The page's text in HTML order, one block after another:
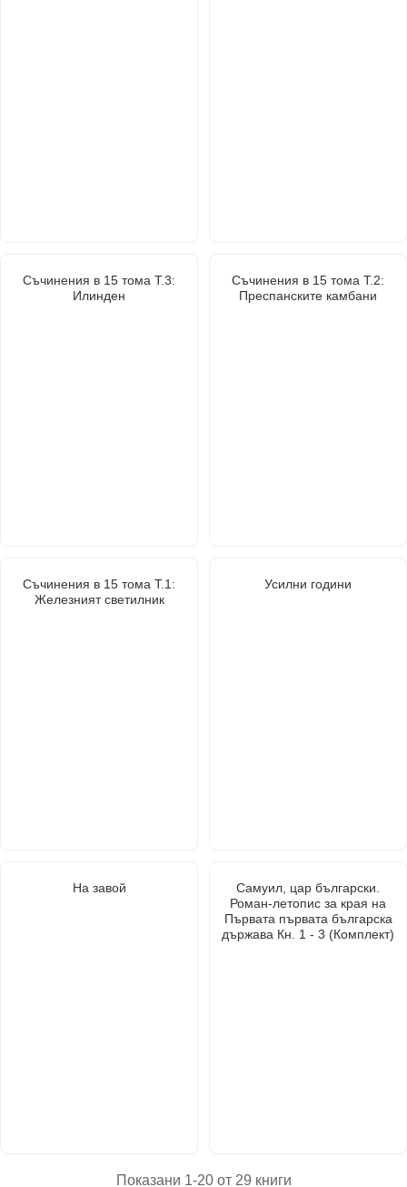
Съчинения в 15 тома Т.3:
Илинден
Съчинения в 15 тома Т.2:
Преспанските камбани
Съчинения в 15 тома Т.1:
Железният светилник
Усилни години
На завой
Самуил, цар български.
Роман-летопис за края на
Първата първата българска
държава Кн. 1 - 3 (Комплект)
Показани 1-20 от 29 книги